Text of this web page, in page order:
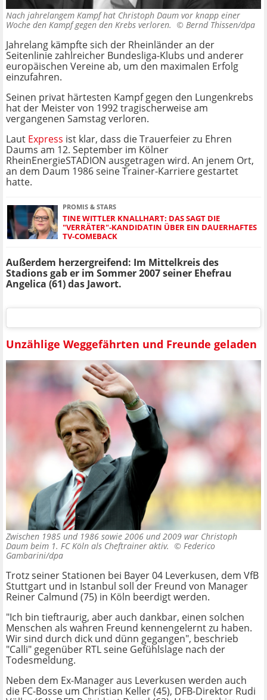
Nach jahrelangem Kampf hat Christoph Daum vor knapp einer
Woche den Kampf gegen den Krebs verloren. © Bernd Thissen/dpa
Jahrelang kämpfte sich der Rheinländer an der
Seitenlinie zahlreicher Bundesliga-Klubs und anderer
europäischen Vereine ab, um den maximalen Erfolg
einzufahren.
Seinen privat härtesten Kampf gegen den Lungenkrebs
hat der Meister von 1992 tragischerweise am
vergangenen Samstag verloren.
Laut Express ist klar, dass die Trauerfeier zu Ehren
Daums am 12. September im Kölner
RheinEnergieSTADION ausgetragen wird. An jenem Ort,
an dem Daum 1986 seine Trainer-Karriere gestartet
hatte.
PROMIS & STARS
TINE WITTLER KNALLHART: DAS SAGT DIE
"VERRÄTER"-KANDIDATIN ÜBER EIN DAUERHAFTES
TV-COMEBACK
Außerdem herzergreifend: Im Mittelkreis des
Stadions gab er im Sommer 2007 seiner Ehefrau
Angelica (61) das Jawort.
Unzählige Weggefährten und Freunde geladen
Zwischen 1985 und 1986 sowie 2006 und 2009 war Christoph
Daum beim 1. FC Köln als Cheftrainer aktiv. © Federico
Gambarini/dpa
Trotz seiner Stationen bei Bayer 04 Leverkusen, dem VfB
Stuttgart und in Istanbul soll der Freund von Manager
Reiner Calmund (75) in Köln beerdigt werden.
"Ich bin tieftraurig, aber auch dankbar, einen solchen
Menschen als wahren Freund kennengelernt zu haben.
Wir sind durch dick und dünn gegangen", beschrieb
"Calli" gegenüber RTL seine Gefühlslage nach der
Todesmeldung.
Neben dem Ex-Manager aus Leverkusen werden auch
die FC-Bosse um Christian Keller (45), DFB-Direktor Rudi